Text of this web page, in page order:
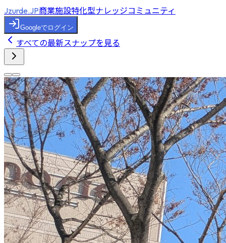
Jzurde.JP商業施設特化型ナレッジコミュニティ
Googleでログイン
すべての最新スナップを見る